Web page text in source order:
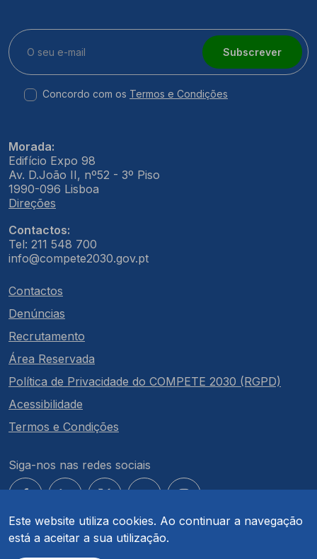
Este website utiliza cookies. Ao continuar a navegação
está a aceitar a sua utilização.
Subscrever
Concordo com os Termos e Condições
Morada:
Edifício Expo 98
Av. D.João II, nº52 - 3º Piso
1990-096 Lisboa
Direções
Contactos:
Tel: 211 548 700
info@compete2030.gov.pt
Contactos
Denúncias
Recrutamento
Área Reservada
Política de Privacidade do COMPETE 2030 (RGPD)
Acessibilidade
Termos e Condições
Siga-nos nas redes sociais